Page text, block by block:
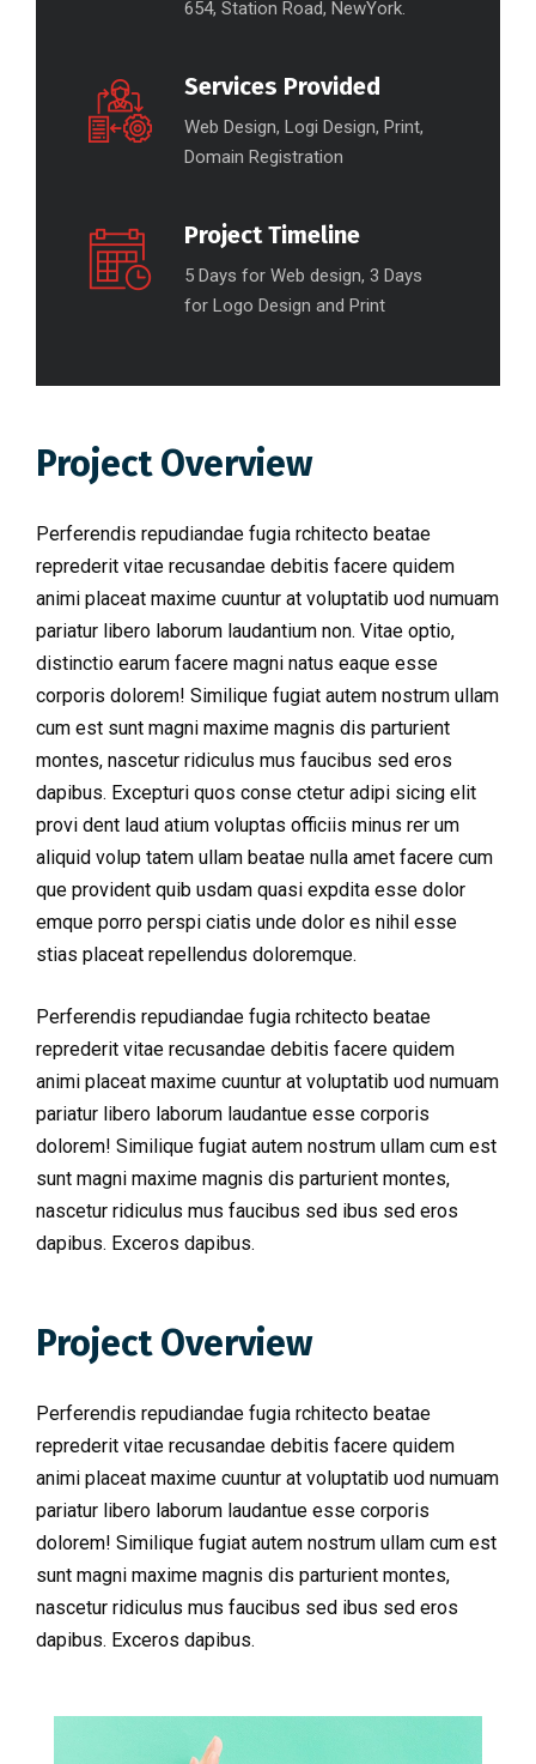
654, Station Road, NewYork.
Services Provided
Web Design, Logi Design, Print,
Domain Registration
Project Timeline
5 Days for Web design, 3 Days
for Logo Design and Print
Project Overview
Perferendis repudiandae fugia rchitecto beatae
reprederit vitae recusandae debitis facere quidem
animi placeat maxime cuuntur at voluptatib uod numuam
pariatur libero laborum laudantium non. Vitae optio,
distinctio earum facere magni natus eaque esse
corporis dolorem! Similique fugiat autem nostrum ullam
cum est sunt magni maxime magnis dis parturient
montes, nascetur ridiculus mus faucibus sed eros
dapibus. Excepturi quos conse ctetur adipi sicing elit
provi dent laud atium voluptas officiis minus rer um
aliquid volup tatem ullam beatae nulla amet facere cum
que provident quib usdam quasi expdita esse dolor
emque porro perspi ciatis unde dolor es nihil esse
stias placeat repellendus doloremque.
Perferendis repudiandae fugia rchitecto beatae
reprederit vitae recusandae debitis facere quidem
animi placeat maxime cuuntur at voluptatib uod numuam
pariatur libero laborum laudantue esse corporis
dolorem! Similique fugiat autem nostrum ullam cum est
sunt magni maxime magnis dis parturient montes,
nascetur ridiculus mus faucibus sed ibus sed eros
dapibus. Exceros dapibus.
Project Overview
Perferendis repudiandae fugia rchitecto beatae
reprederit vitae recusandae debitis facere quidem
animi placeat maxime cuuntur at voluptatib uod numuam
pariatur libero laborum laudantue esse corporis
dolorem! Similique fugiat autem nostrum ullam cum est
sunt magni maxime magnis dis parturient montes,
nascetur ridiculus mus faucibus sed ibus sed eros
dapibus. Exceros dapibus.